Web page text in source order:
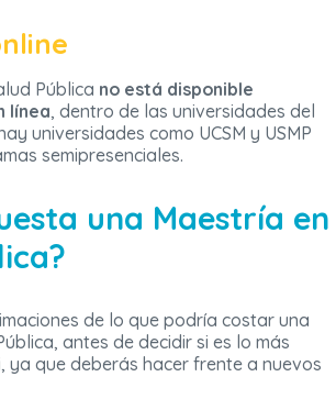
Pública no está disponible
línea, dentro de las universidades del
universidades como UCSM y USMP
semipresenciales.
una Maestría en
de lo que podría costar una
antes de decidir si es lo más
ya que deberás hacer frente a nuevos